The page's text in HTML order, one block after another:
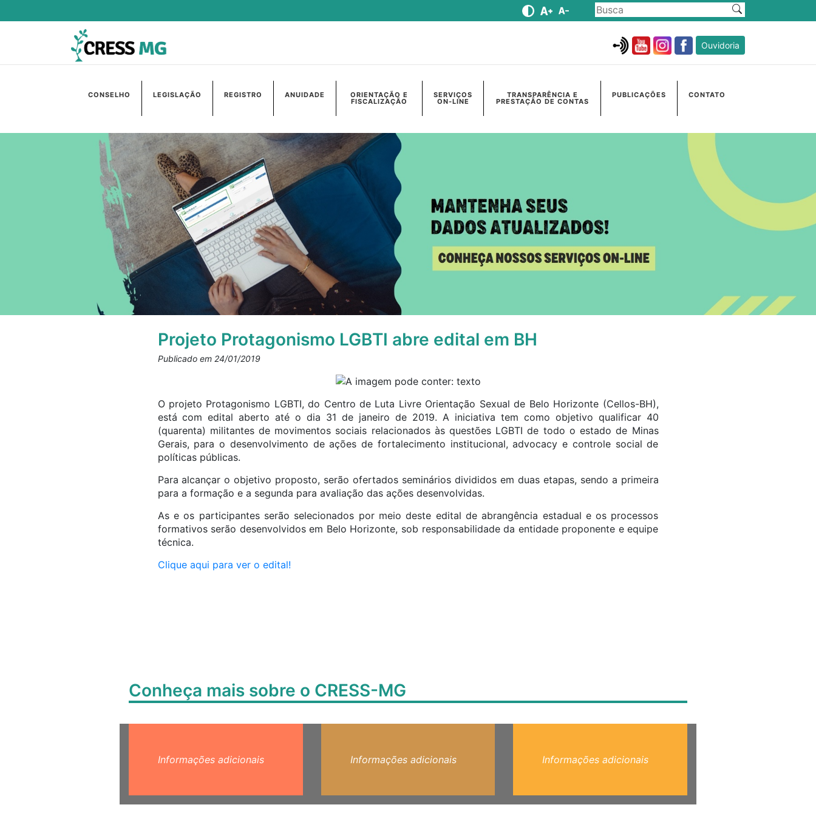
Ouvidoria
CONSELHO LEGISLAÇÃO REGISTRO ANUIDADE ORIENTAÇÃO E
FISCALIZAÇÃO
SERVIÇOS
ON-LINE
TRANSPARÊNCIA E
PRESTAÇÃO DE CONTAS
PUBLICAÇÕES CONTATO
Projeto Protagonismo LGBTI abre edital em BH
Publicado em 24/01/2019
O projeto Protagonismo LGBTI, do Centro de Luta Livre Orientação Sexual de Belo Horizonte (Cellos-BH),
está com edital aberto até o dia 31 de janeiro de 2019. A iniciativa tem como objetivo qualificar 40
(quarenta) militantes de movimentos sociais relacionados às questões LGBTI de todo o estado de Minas
Gerais, para o desenvolvimento de ações de fortalecimento institucional, advocacy e controle social de
políticas públicas.
Para alcançar o objetivo proposto, serão ofertados seminários divididos em duas etapas, sendo a primeira
para a formação e a segunda para avaliação das ações desenvolvidas.
As e os participantes serão selecionados por meio deste edital de abrangência estadual e os processos
formativos serão desenvolvidos em Belo Horizonte, sob responsabilidade da entidade proponente e equipe
técnica.
Clique aqui para ver o edital!
Conheça mais sobre o CRESS-MG
Informações adicionais Informações adicionais Informações adicionais